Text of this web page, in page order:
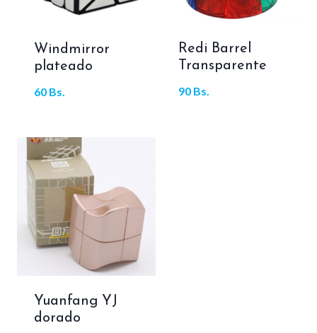
Windmirror
plateado
60 Bs.
Redi Barrel
Transparente
90 Bs.
Yuanfang YJ
dorado